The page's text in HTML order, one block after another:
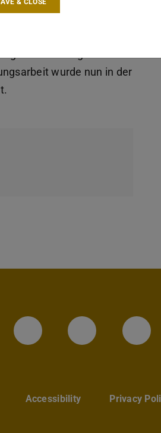
in der Arbeitsgruppe
TU Darmstadt, wie
Judgments of
wurde nun in der
der TU Darmstadt
Kanal der TU
Bluesky-Kanal
Accessibility Privacy
& CLOSE